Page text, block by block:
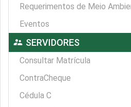
Requerimentos de Meio
Eventos
supervisor_account SERVIDORES
Consultar Matrícula
ContraCheque
Cédula C